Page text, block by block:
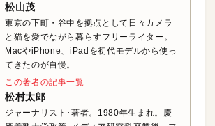
松山茂
東京の下町・谷中を拠点として日々カメラ
と猫を愛でながら暮らすフリーライター。
MacやiPhone、iPadを初代モデルから使っ
てきたのが自慢。
この著者の記事一覧
松村太郎
ジャーナリスト･著者。1980年生まれ。慶